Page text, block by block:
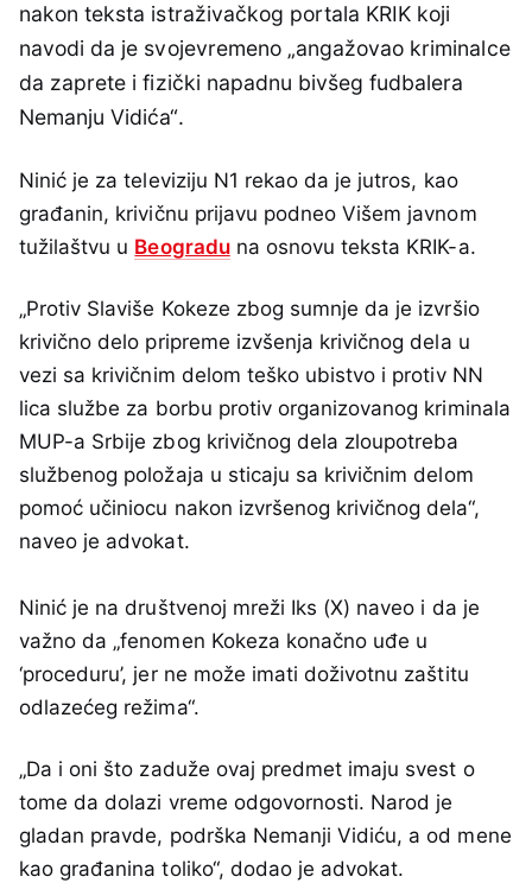
nakon teksta istraživačkog portala KRIK koji
navodi da je svojevremeno „angažovao kriminalce
da zaprete i fizički napadnu bivšeg fudbalera
Nemanju Vidića“.
Ninić je za televiziju N1 rekao da je jutros, kao
građanin, krivičnu prijavu podneo Višem javnom
tužilaštvu u Beograduna osnovu teksta KRIK-a.
„Protiv Slaviše Kokeze zbog sumnje da je izvršio
krivično delo pripreme izvšenja krivičnog dela u
vezi sa krivičnim delom teško ubistvo i protiv NN
lica službe za borbu protiv organizovanog kriminala
MUP-a Srbije zbog krivičnog dela zloupotreba
službenog položaja u sticaju sa krivičnim delom
pomoć učiniocu nakon izvršenog krivičnog dela“,
naveo je advokat.
Ninić je na društvenoj mreži Iks (X) naveo i da je
važno da „fenomen Kokeza konačno uđe u
‘proceduru’, јеr ne može imati doživotnu zaštitu
odlazećeg režima“.
„Da i oni što zaduže ovaj predmet imaju svest o
tome da dolazi vreme odgovornosti. Narod je
gladan pravde, podrška Nemanji Vidiću, a od mene
kao građanina toliko“, dodao je advokat.